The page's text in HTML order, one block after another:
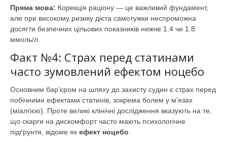
Пряма мова: Корекція раціону — це важливий фундамент,
але при високому ризику дієта самотужки неспроможна
досягти безпечних цільових показників нижче 1.4 чи 1.8
ммоль/л.
Факт №4: Страх перед статинами
часто зумовлений ефектом ноцебо
Основним бар’єром на шляху до захисту судин є страх перед
побічними ефектами статинів, зокрема болем у м’язах
(міалгією). Проте великі клінічні дослідження вказують на те,
що скарги на дискомфорт часто мають психологічне
підґрунтя, відоме як ефект ноцебо